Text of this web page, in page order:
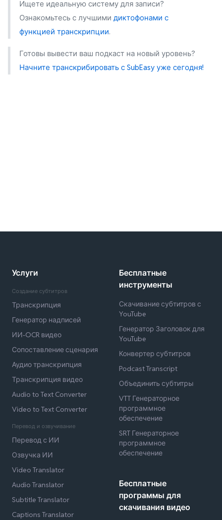
Ищете идеальную систему для записи?
Ознакомьтесь с лучшими диктофонами с
функцией транскрипции.
Готовы вывести ваш подкаст на новый уровень?
Начните транскрибировать с SubEasy уже сегодня!
Услуги
Создание субтитров
Транскрипция
Генератор надписей
ИИ-OCR видео
Сопоставление сценария
Аудио транскрипция
Транскрипция видео
Audio to Text Converter
Video to Text Converter
Перевод и озвучивание
Перевод с ИИ
Озвучка ИИ
Video Translator
Audio Translator
Subtitle Translator
Captions Translator
Бесплатные
инструменты
Скачивание субтитров с
YouTube
Генератор Заголовок для
YouTube
Конвертер субтитров
Podcast Transcript
Объединить субтитры
VTT Генераторное
программное
обеспечение
SRT Генераторное
программное
обеспечение
Бесплатные
программы для
скачивания видео